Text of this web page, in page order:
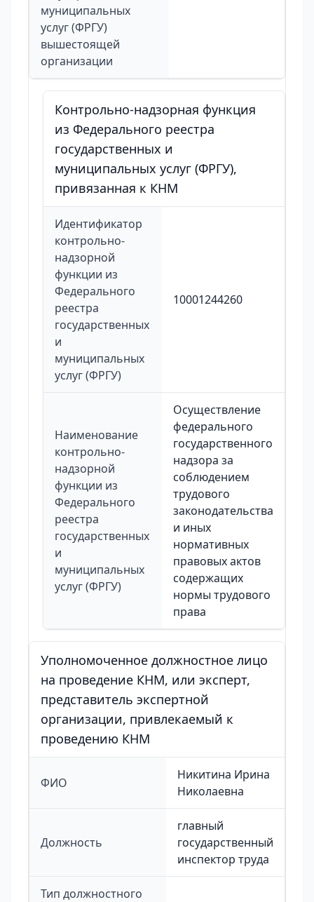
муниципальных
услуг (ФРГУ)
вышестоящей
организации
Контрольно-надзорная функция
из Федерального реестра
государственных и
муниципальных услуг (ФРГУ),
привязанная к КНМ
Идентификатор
контрольно-
надзорной
функции из
Федерального
реестра
государственных
и
муниципальных
услуг (ФРГУ)
10001244260
Наименование
контрольно-
надзорной
функции из
Федерального
реестра
государственных
и
муниципальных
услуг (ФРГУ)
Осуществление
федерального
государственного
надзора за
соблюдением
трудового
законодательства
и иных
нормативных
правовых актов
содержащих
нормы трудового
права
Уполномоченное должностное лицо
на проведение КНМ, или эксперт,
представитель экспертной
организации, привлекаемый к
проведению КНМ
ФИО
Никитина Ирина
Николаевна
Должность
главный
государственный
инспектор труда
Тип должностного